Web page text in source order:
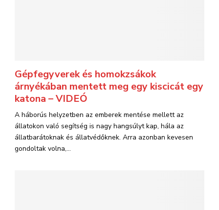
Gépfegyverek és homokzsákok
árnyékában mentett meg egy kiscicát egy
katona – VIDEÓ
A háborús helyzetben az emberek mentése mellett az
állatokon való segítség is nagy hangsúlyt kap, hála az
állatbarátoknak és állatvédőknek. Arra azonban kevesen
gondoltak volna,...